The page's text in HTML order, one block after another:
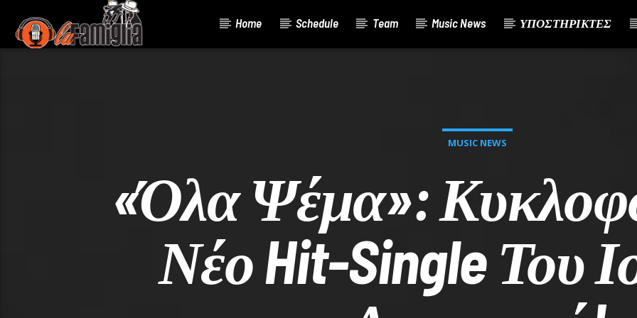
Home Schedule Team Music News ΥΠΟΣΤΗΡΙΚΤΕΣ
MUSIC NEWS
«Όλα Ψέμα»:
Νέο Hit-Single Του